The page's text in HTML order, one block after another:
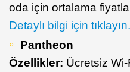
oda için ortalama
Detaylı bilgi için tıklayın.
Pantheon
Özellikler: Ücretsiz